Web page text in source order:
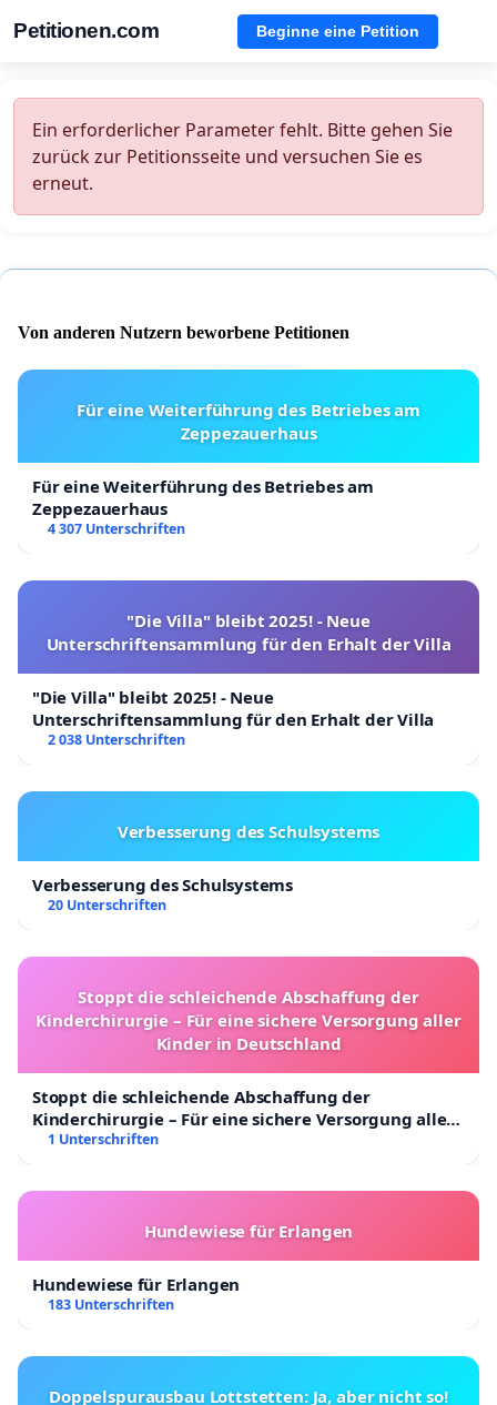
Petitionen.com Beginne eine Petition
Ein erforderlicher Parameter fehlt. Bitte gehen Sie
zurück zur Petitionsseite und versuchen Sie es
erneut.
Von anderen Nutzern beworbene Petitionen
Für eine Weiterführung des Betriebes am
Zeppezauerhaus
Für eine Weiterführung des Betriebes am
Zeppezauerhaus
4 307 Unterschriften
"Die Villa" bleibt 2025! - Neue
Unterschriftensammlung für den Erhalt der Villa
"Die Villa" bleibt 2025! - Neue
Unterschriftensammlung für den Erhalt der Villa
2 038 Unterschriften
Verbesserung des Schulsystems
Verbesserung des Schulsystems
20 Unterschriften
Stoppt die schleichende Abschaffung der
Kinderchirurgie – Für eine sichere Versorgung aller
Kinder in Deutschland
Stoppt die schleichende Abschaffung der
Kinderchirurgie – Für eine sichere Versorgung aller
Kinder in Deutschland
1 Unterschriften
Hundewiese für Erlangen
Hundewiese für Erlangen
183 Unterschriften
Doppelspurausbau Lottstetten: Ja, aber nicht so!